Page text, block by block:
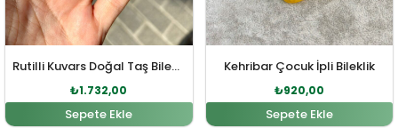
Rutilli Kuvars Doğal Taş Bileklik
₺1.732,00
Sepete Ekle
Kehribar Çocuk İpli Bileklik
₺920,00
Sepete Ekle